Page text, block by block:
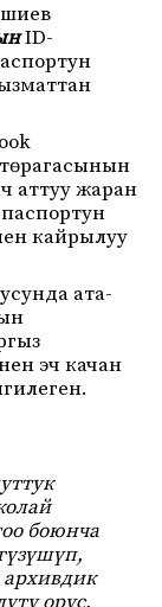
ID-
аттуу жаран
кайрылуу
ата-
эч качан
боюнча